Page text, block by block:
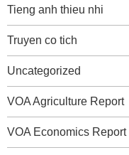
Tieng anh thieu nhi
Truyen co tich
Uncategorized
VOA Agriculture Report
VOA Economics Report